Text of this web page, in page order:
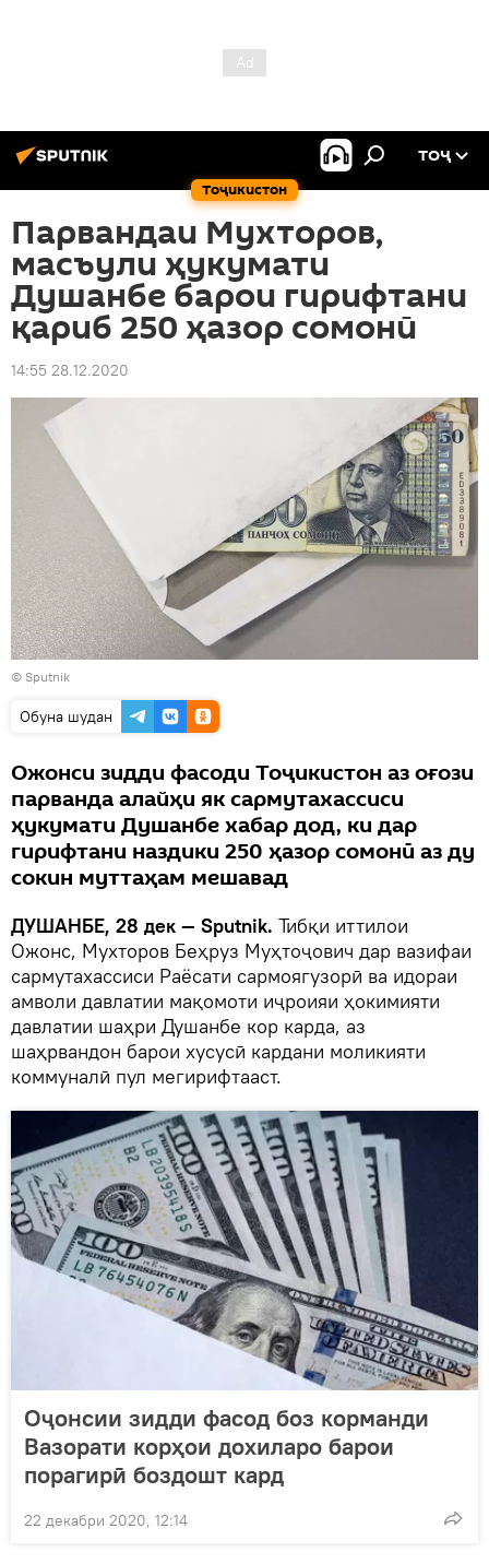
Тоҷикистон
ТОҶ
Парвандаи Мухторов,
масъули ҳукумати
Душанбе барои гирифтани
қариб 250 ҳазор сомонӣ
14:55 28.12.2020
© Sputnik
Обуна шудан
Ожонси зидди фасоди Тоҷикистон аз оғози
парванда алайҳи як сармутахассиси
ҳукумати Душанбе хабар дод, ки дар
гирифтани наздики 250 ҳазор сомонӣ аз ду
сокин муттаҳам мешавад
ДУШАНБЕ, 28 дек — Sputnik. Тибқи иттилои
Ожонс, Мухторов Беҳруз Муҳтоҷович дар вазифаи
сармутахассиси Раёсати сармоягузорӣ ва идораи
амволи давлатии мақомоти иҷроияи ҳокимияти
давлатии шаҳри Душанбе кор карда, аз
шаҳрвандон барои хусусӣ кардани моликияти
коммуналӣ пул мегирифтааст.
Оҷонсии зидди фасод боз корманди
Вазорати корҳои дохиларо барои
порагирӣ боздошт кард
22 декабри 2020, 12:14